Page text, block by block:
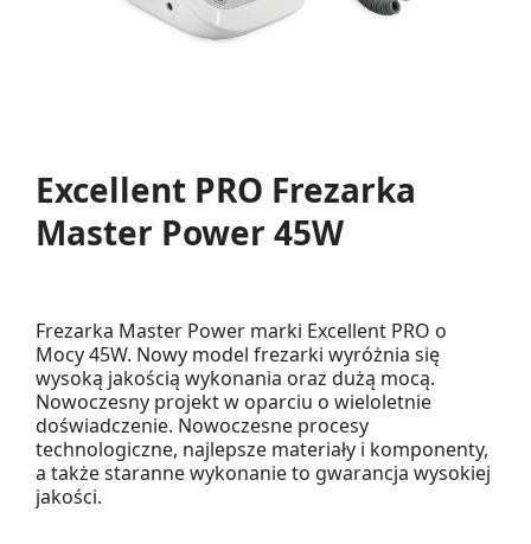
Excellent PRO Frezarka
Master Power 45W
Frezarka Master Power marki Excellent PRO o
Mocy 45W. Nowy model frezarki wyróżnia się
wysoką jakością wykonania oraz dużą mocą.
Nowoczesny projekt w oparciu o wieloletnie
doświadczenie. Nowoczesne procesy
technologiczne, najlepsze materiały i komponenty,
a także staranne wykonanie to gwarancja wysokiej
jakości.